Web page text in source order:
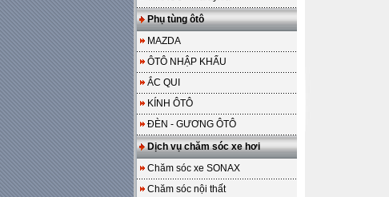
Phụ tùng ôtô
MAZDA
ÔTÔ NHẬP KHẨU
ẮC QUI
KÍNH ÔTÔ
ĐÈN - GƯƠNG ÔTÔ
Dịch vụ chăm sóc xe hơi
Chăm sóc xe SONAX
Chăm sóc nội thất